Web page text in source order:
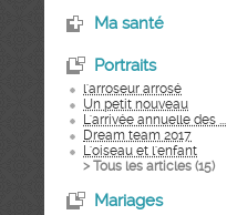
Ma santé
Portraits
l'arroseur arrosé
Un petit nouveau
L'arrivée annuelle des ...
Dream team 2017
L'oiseau et l'enfant
> Tous les articles (15)
Mariages